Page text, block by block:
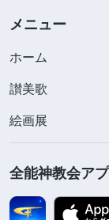
況でもがき苦
1992年、
力を挙げて仕
ろ、マネージ
メニュー
ホーム
讃美歌
絵画展
全能神教会ア